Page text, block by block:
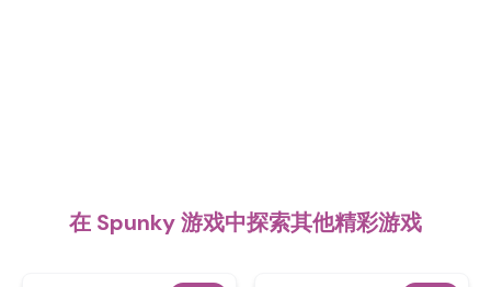
在 Spunky 游戏中探索其他精彩游戏